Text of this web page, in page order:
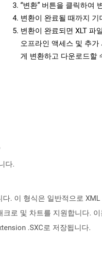
“변환” 버튼을 클릭하여
변환이 완료될 때까지 기
변환이 완료되면 XLT 파
오프라인 액세스 및 추
게 변환하고 다운로드할
다.
. 이 형식은 일반적으로
로 및 차트를 지원합니다.
.SXC로 저장됩니다.